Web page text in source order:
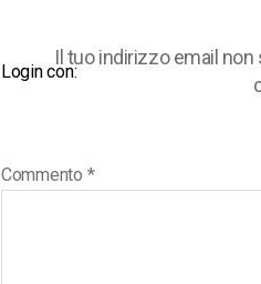
Login con:
Il tuo indirizzo email non
Commento *